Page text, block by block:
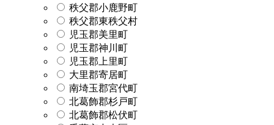
秩父郡小鹿野町
秩父郡東秩父村
児玉郡美里町
児玉郡神川町
児玉郡上里町
大里郡寄居町
南埼玉郡宮代町
北葛飾郡杉戸町
北葛飾郡松伏町